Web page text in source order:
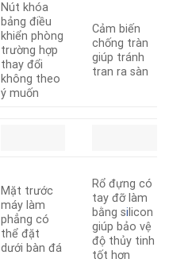
Nút khóa
bảng điều
khiển phòng
trường hợp
thay đổi
không theo
ý muốn
Cảm biến
chống tràn
giúp tránh
tran ra sàn
Mặt trước
máy làm
phẳng có
thể đặt
dưới bàn đá
Rổ đựng có
tay đỡ làm
bằng si licon
giúp bảo vệ
độ thủy tinh
tốt hơn